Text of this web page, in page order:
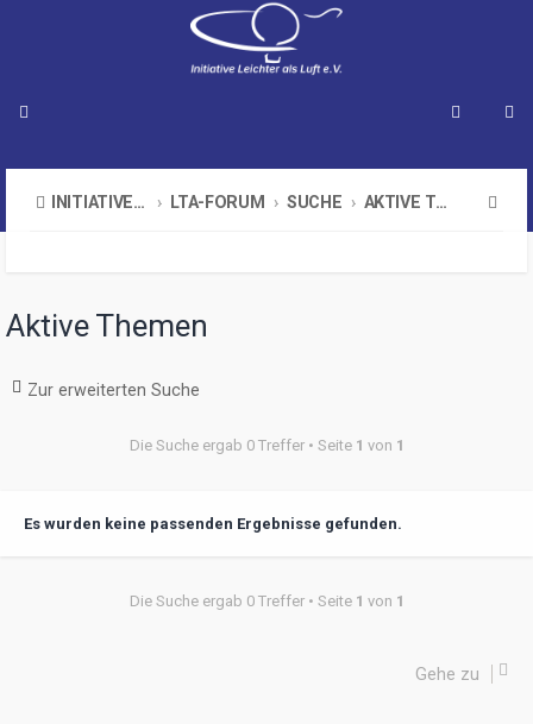
INITIATIVE LEICHTER ALS LUFT E.V. LTA-FORUM SUCHE AKTIVE THEMEN
Aktive Themen
Zur erweiterten Suche
Die Suche ergab 0 Treffer • Seite 1 von 1
Es wurden keine passenden Ergebnisse gefunden.
Die Suche ergab 0 Treffer • Seite 1 von 1
Gehe zu